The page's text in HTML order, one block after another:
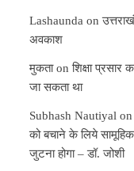
Lashaunda on
अवकाश
मुकताonशिक्षा प्रसार
जा सकता था
Subhash Nautiyal
को बचाने के लिये
जुटना होगा – डॉ. जोशी